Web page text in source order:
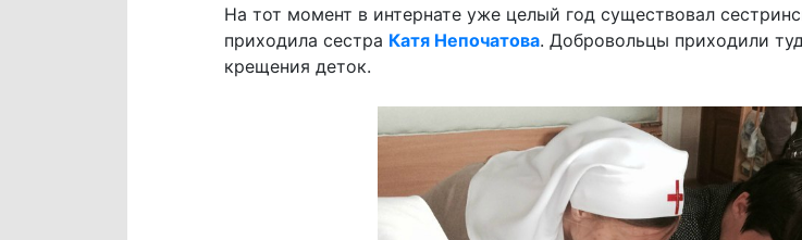
На тот момент в интернате уже целый год существовал
приходила сестра Катя Непочатова. Добровольцы приходили
крещения деток.